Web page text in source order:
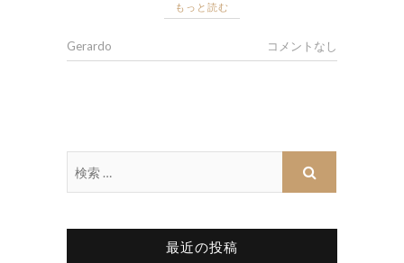
もっと読む
Gerardo コメントなし
最近の投稿